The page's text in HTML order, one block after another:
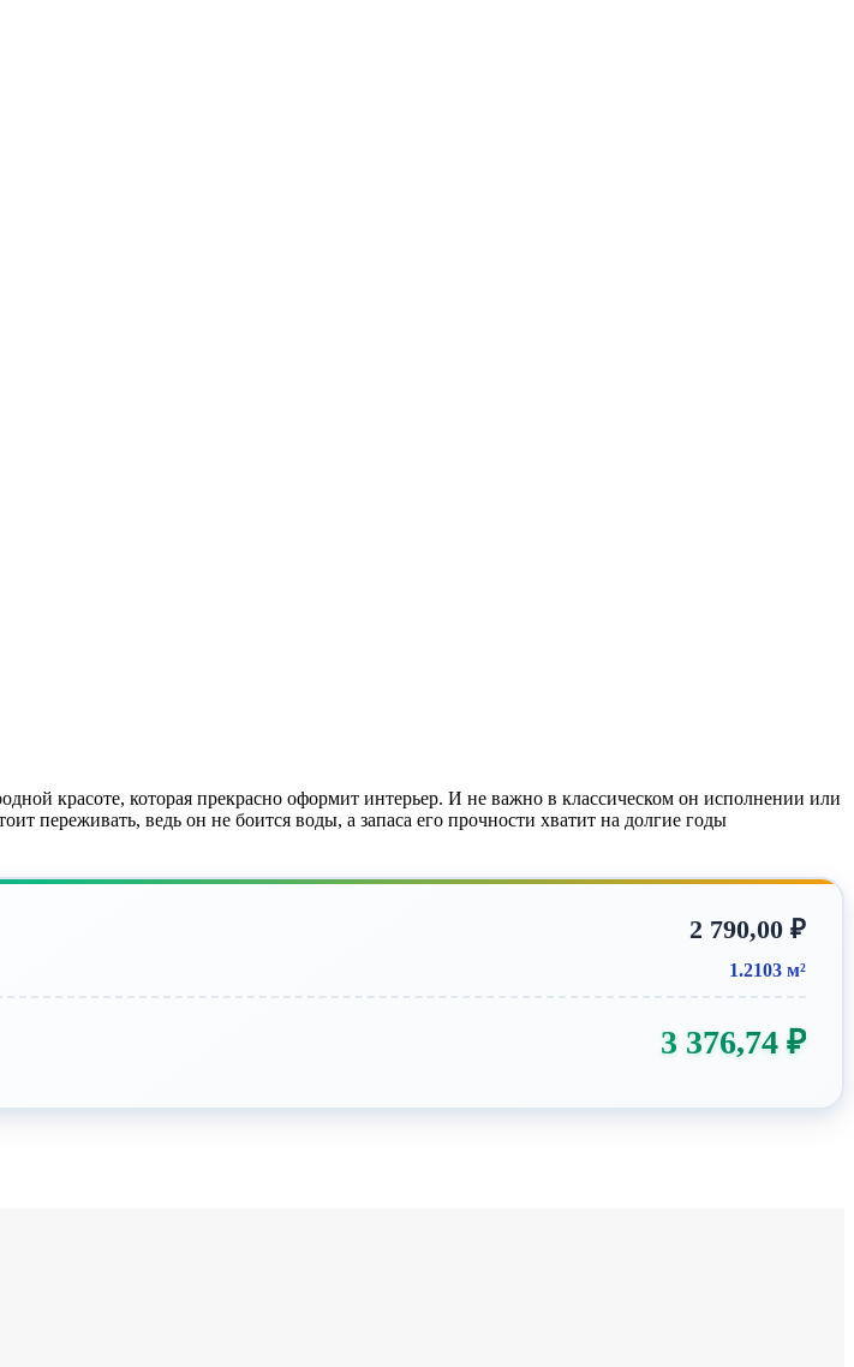
красоте, которая прекрасно оформит интерьер. И не важно в классическом он исполнении или
переживать, ведь он не боится воды, а запаса его прочности хватит на долгие годы
2 790,00 ₽
1.2103 м²
3 376,74 ₽